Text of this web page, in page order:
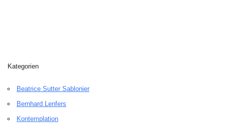
Kategorien
Beatrice Sutter Sablonier
Bernhard Lenfers
Kontemplation